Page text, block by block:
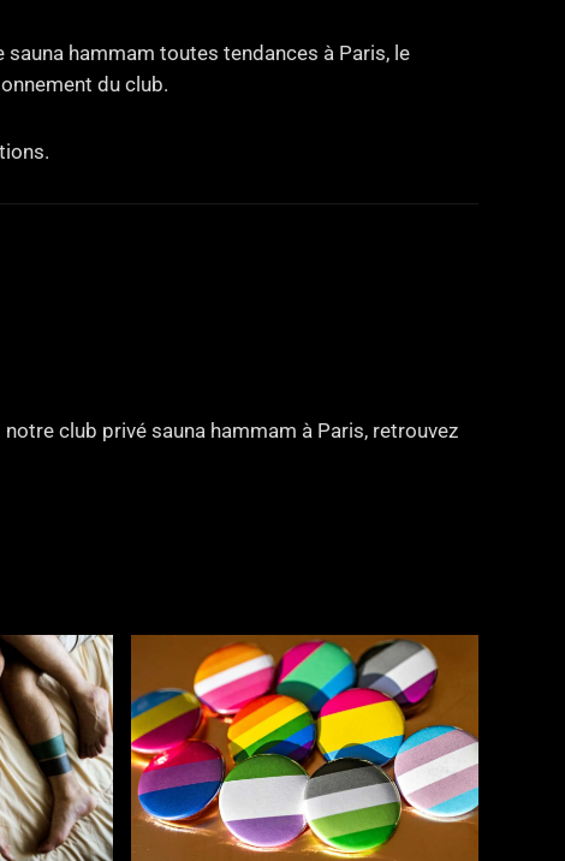
hammam toutes tendances à Paris, le
du club.
club privé sauna hammam à Paris, retrouvez